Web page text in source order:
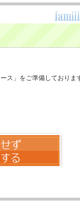
ス」をご準備しておりま